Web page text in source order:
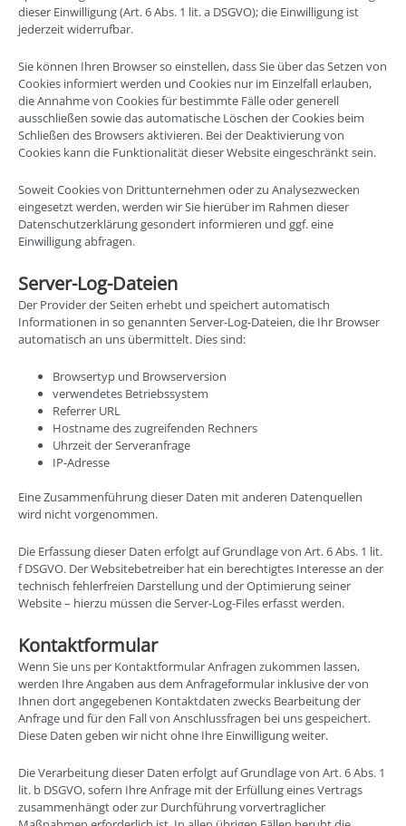
dieser Einwilligung (Art. 6 Abs. 1 lit. a DSGVO); die Einwilligung ist
jederzeit widerrufbar.
Sie können Ihren Browser so einstellen, dass Sie über das Setzen von
Cookies informiert werden und Cookies nur im Einzelfall erlauben,
die Annahme von Cookies für bestimmte Fälle oder generell
ausschließen sowie das automatische Löschen der Cookies beim
Schließen des Browsers aktivieren. Bei der Deaktivierung von
Cookies kann die Funktionalität dieser Website eingeschränkt sein.
Soweit Cookies von Drittunternehmen oder zu Analysezwecken
eingesetzt werden, werden wir Sie hierüber im Rahmen dieser
Datenschutzerklärung gesondert informieren und ggf. eine
Einwilligung abfragen.
Server-Log-Dateien
Der Provider der Seiten erhebt und speichert automatisch
Informationen in so genannten Server-Log-Dateien, die Ihr Browser
automatisch an uns übermittelt. Dies sind:
Browsertyp und Browserversion
verwendetes Betriebssystem
Referrer URL
Hostname des zugreifenden Rechners
Uhrzeit der Serveranfrage
IP-Adresse
Eine Zusammenführung dieser Daten mit anderen Datenquellen
wird nicht vorgenommen.
Die Erfassung dieser Daten erfolgt auf Grundlage von Art. 6 Abs. 1 lit.
f DSGVO. Der Websitebetreiber hat ein berechtigtes Interesse an der
technisch fehlerfreien Darstellung und der Optimierung seiner
Website – hierzu müssen die Server-Log-Files erfasst werden.
Kontaktformular
Wenn Sie uns per Kontaktformular Anfragen zukommen lassen,
werden Ihre Angaben aus dem Anfrageformular inklusive der von
Ihnen dort angegebenen Kontaktdaten zwecks Bearbeitung der
Anfrage und für den Fall von Anschlussfragen bei uns gespeichert.
Diese Daten geben wir nicht ohne Ihre Einwilligung weiter.
Die Verarbeitung dieser Daten erfolgt auf Grundlage von Art. 6 Abs. 1
lit. b DSGVO, sofern Ihre Anfrage mit der Erfüllung eines Vertrags
zusammenhängt oder zur Durchführung vorvertraglicher